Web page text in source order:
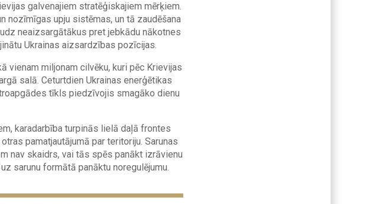
galvenajiem stratēģiskajiem mērķiem.
nozīmīgas upju sistēmas, un tā zaudēšana
neaizsargātākus pret jebkādu nākotnes
Ukrainas aizsardzības pozīcijas.
vienam miljonam cilvēku, kuri pēc Krievijas
salā. Ceturtdien Ukrainas enerģētikas
tīkls piedzīvojis smagāko dienu
karadarbība turpinās lielā daļā frontes
pamatjautājumā par teritoriju. Sarunas
nav skaidrs, vai tās spēs panākt izrāvienu
sarunu formātā panāktu noregulējumu.